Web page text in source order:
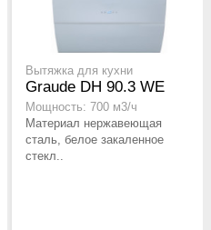
Вытяжка для кухни
Graude DH 90.3 WE
Мощность: 700 м3/ч
Материал нержавеющая
сталь, белое закаленное
стекл..